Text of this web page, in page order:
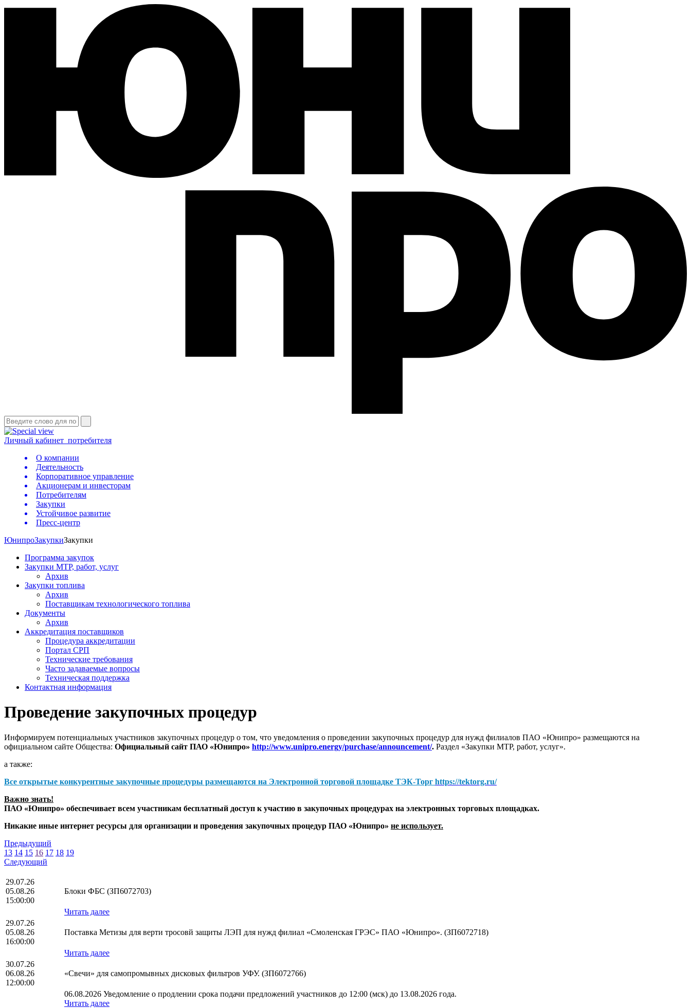
Личный кабинет потребителя
О компании
Деятельность
Корпоративное управление
Акционерам и инвесторам
Потребителям
Закупки
Устойчивое развитие
Пресс-центр
ЮнипроЗакупкиЗакупки
Программа закупок
Закупки МТР, работ, услуг
Архив
Закупки топлива
Архив
Поставщикам технологического топлива
Документы
Архив
Аккредитация поставщиков
Процедура аккредитации
Портал СРП
Технические требования
Часто задаваемые вопросы
Техническая поддержка
Контактная информация
Проведение закупочных процедур
Информируем потенциальных участников закупочных процедур о том, что уведомления о проведении закупочных процедур для нужд филиалов ПАО «Юнипро» размещаются на
официальном сайте Общества: Официальный сайт ПАО «Юнипро» http://www.unipro.energy/purchase/announcement/. Раздел «Закупки МТР, работ, услуг».
а также:
Все открытые конкурентные закупочные процедуры размещаются на Электронной торговой площадке ТЭК-Торг https://tektorg.ru/
Важно знать!
ПАО «Юнипро» обеспечивает всем участникам бесплатный доступ к участию в закупочных процедурах на электронных торговых площадках.
Никакие иные интернет ресурсы для организации и проведения закупочных процедур ПАО «Юнипро» не использует.
Предыдущий
13 14 15 16 17 18 19
Следующий
29.07.26
05.08.26
15:00:00
Блоки ФБС (ЗП6072703)
Читать далее
29.07.26
05.08.26
16:00:00
Поставка Метизы для верти тросовй защиты ЛЭП для нужд филиал «Смоленская ГРЭС» ПАО «Юнипро». (ЗП6072718)
Читать далее
30.07.26
06.08.26
12:00:00
«Свечи» для самопромывных дисковых фильтров УФУ. (ЗП6072766)
06.08.2026 Уведомление о продлении срока подачи предложений участников до 12:00 (мск) до 13.08.2026 года.
Читать далее